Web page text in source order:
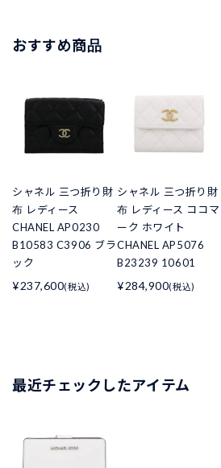
おすすめ商品
シャネル 三つ折り財
布 レディース
CHANEL AP0230
B10583 C3906 ブラ
ック
¥237,600(税込)
シャネル 三つ折り財
布 レディース ココマ
ーク ホワイト
CHANEL AP5076
B23239 10601
¥284,900(税込)
最近チェックしたアイテム